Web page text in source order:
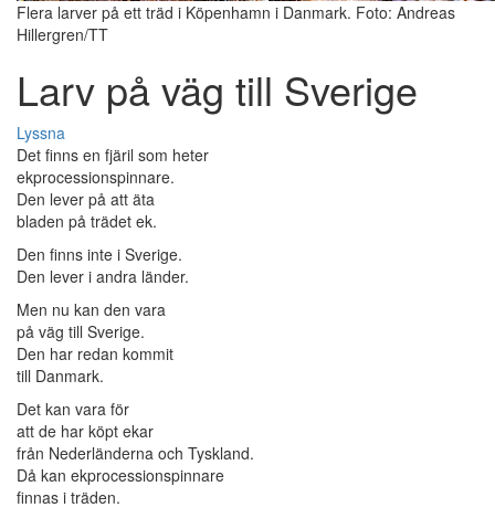
Flera larver på ett träd i Köpenhamn i Danmark. Foto: Andreas
Hillergren/TT
Larv på väg till Sverige
Lyssna
Det finns en fjäril som heter
ekprocessionspinnare.
Den lever på att äta
bladen på trädet ek.
Den finns inte i Sverige.
Den lever i andra länder.
Men nu kan den vara
på väg till Sverige.
Den har redan kommit
till Danmark.
Det kan vara för
att de har köpt ekar
från Nederländerna och Tyskland.
Då kan ekprocessionspinnare
finnas i träden.